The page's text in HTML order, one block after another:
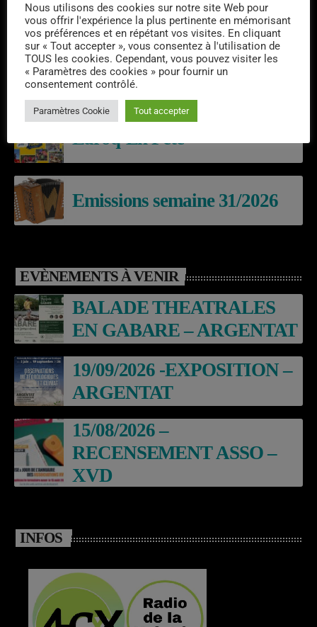
DERNIERS PODCASTS
Emissions semaine 32/2026
Laroq’En Fête
Emissions semaine 31/2026
EVÈNEMENTS À VENIR
BALADE THEATRALES
EN GABARE – ARGENTAT
19/09/2026 -EXPOSITION –
ARGENTAT
15/08/2026 –
RECENSEMENT ASSO –
XVD
INFOS
Nous utilisons des cookies sur notre site Web pour
vous offrir l'expérience la plus pertinente en mémorisant
vos préférences et en répétant vos visites. En cliquant
sur « Tout accepter », vous consentez à l'utilisation de
TOUS les cookies. Cependant, vous pouvez visiter les
« Paramètres des cookies » pour fournir un
consentement contrôlé.
Paramètres Cookie Tout accepter